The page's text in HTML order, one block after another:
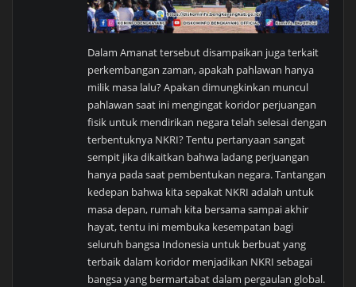
Dalam Amanat tersebut disampaikan juga terkait
perkembangan zaman, apakah pahlawan hanya
milik masa lalu? Apakan dimungkinkan muncul
pahlawan saat ini mengingat koridor perjuangan
fisik untuk mendirikan negara telah selesai dengan
terbentuknya NKRI? Tentu pertanyaan sangat
sempit jika dikaitkan bahwa ladang perjuangan
hanya pada saat pembentukan negara. Tantangan
kedepan bahwa kita sepakat NKRI adalah untuk
masa depan, rumah kita bersama sampai akhir
hayat, tentu ini membuka kesempatan bagi
seluruh bangsa Indonesia untuk berbuat yang
terbaik dalam koridor menjadikan NKRI sebagai
bangsa yang bermartabat dalam pergaulan global.